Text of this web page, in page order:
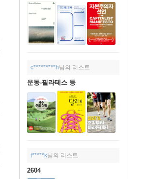
c*********h님의 리스트
운동-필라테스 등
t*****k님의 리스트
2604